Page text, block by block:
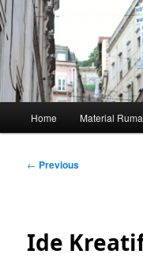
Skip
to
primary
content
Home Material
Post
← Previous
Ide